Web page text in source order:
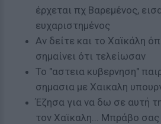
έρχεται πχ Βαρεμένος,
ευχαριστημένος
Αν δείτε και το Χαϊκάλη
σημαίνει ότι τελείωσαν
Το "αστεια κυβερνηση"
σημασια με Χαικαλη
Έζησα για να δω σε αυτή
τον Χαϊκαλη... Μπράβο